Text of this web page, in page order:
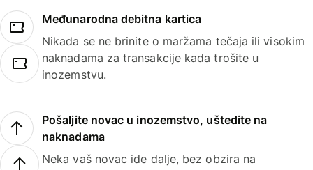
Međunarodna debitna kartica
Nikada se ne brinite o maržama tečaja ili visokim
naknadama za transakcije kada trošite u
inozemstvu.
Pošaljite novac u inozemstvo, uštedite na
naknadama
Neka vaš novac ide dalje, bez obzira na